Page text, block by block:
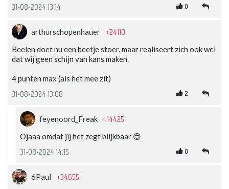
31-08-2024 13:14 0
arthurschopenhauer +24110
Beelen doet nu een beetje stoer, maar realiseert zich ook wel
dat wij geen schijn van kans maken.
4 punten max (als het mee zit)
31-08-2024 13:08 2
feyenoord_Freak +14425
Ojaaa omdat jij het zegt blijkbaar 😎
31-08-2024 14:15 0
6Paul +34655